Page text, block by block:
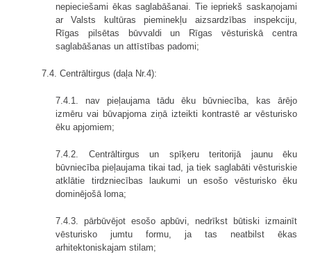
nepieciešami ēkas saglabāšanai. Tie iepriekš saskaņojami
ar Valsts kultūras pieminekļu aizsardzības inspekciju,
Rīgas pilsētas būvvaldi un Rīgas vēsturiskā centra
saglabāšanas un attīstības padomi;
7.4. Centrāltirgus (daļa Nr.4):
7.4.1. nav pieļaujama tādu ēku būvniecība, kas ārējo
izmēru vai būvapjoma ziņā izteikti kontrastē ar vēsturisko
ēku apjomiem;
7.4.2. Centrāltirgus un spīķeru teritorijā jaunu ēku
būvniecība pieļaujama tikai tad, ja tiek saglabāti vēsturiskie
atklātie tirdzniecības laukumi un esošo vēsturisko ēku
dominējošā loma;
7.4.3. pārbūvējot esošo apbūvi, nedrīkst būtiski izmainīt
vēsturisko jumtu formu, ja tas neatbilst ēkas
arhitektoniskajam stilam;